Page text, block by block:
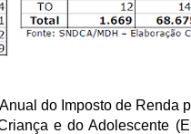
do Imposto de Renda
e do Adolescente